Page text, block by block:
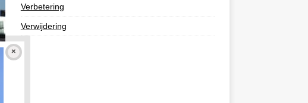
Verbetering
Verwijdering